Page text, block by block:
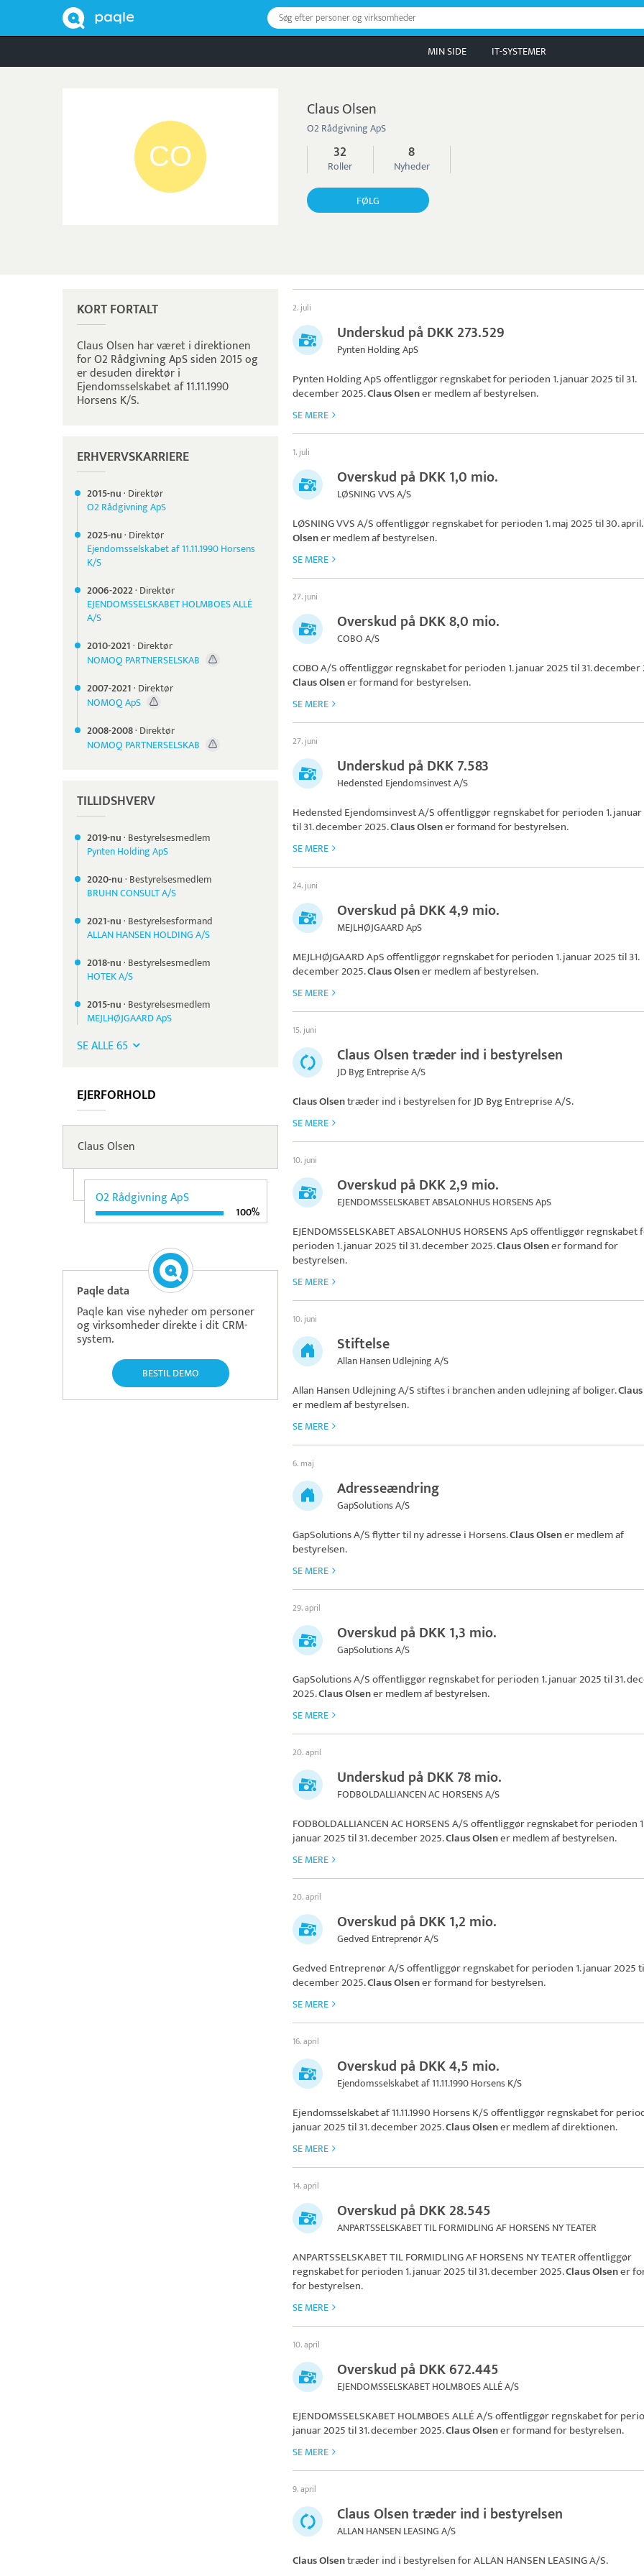
Søg efter personer og virksomheder
MIN SIDE IT-SYSTEMER
Claus Olsen
O2 Rådgivning ApS
32
Roller
8
Nyheder
FØLG
KORT FORTALT
Claus Olsen har været i direktionen
for O2 Rådgivning ApS siden 2015 og
er desuden direktør i
Ejendomsselskabet af 11.11.1990
Horsens K/S.
ERHVERVSKARRIERE
2015-nu· Direktør
O2 Rådgivning ApS
2025-nu· Direktør
Ejendomsselskabet af 11.11.1990 Horsens
K/S
2006-2022· Direktør
EJENDOMSSELSKABET HOLMBOES ALLÉ
A/S
2010-2021· Direktør
NOMOQ PARTNERSELSKAB
2007-2021· Direktør
NOMOQ ApS
2008-2008· Direktør
NOMOQ PARTNERSELSKAB
TILLIDSHVERV
2019-nu· Bestyrelsesmedlem
Pynten Holding ApS
2020-nu· Bestyrelsesmedlem
BRUHN CONSULT A/S
2021-nu· Bestyrelsesformand
ALLAN HANSEN HOLDING A/S
2018-nu· Bestyrelsesmedlem
HOTEK A/S
2015-nu· Bestyrelsesmedlem
MEJLHØJGAARD ApS
SE ALLE 65
EJERFORHOLD
Claus Olsen
O2 Rådgivning ApS
100%
Paqle data
Paqle kan vise nyheder om personer
og virksomheder direkte i dit CRM-
system.
BESTIL DEMO
2. juli
Underskud på DKK 273.529
Pynten Holding ApS
Pynten Holding ApSoffentliggør regnskabet for perioden 1. januar 2025 til 31.
december 2025.Claus Olsener medlem af bestyrelsen.
SE MERE
1. juli
Overskud på DKK 1,0 mio.
LØSNING VVS A/S
LØSNING VVS A/Soffentliggør regnskabet for perioden 1. maj 2025 til 30. april.
Olsener medlem af bestyrelsen.
SE MERE
27. juni
Overskud på DKK 8,0 mio.
COBO A/S
COBO A/Soffentliggør regnskabet for perioden 1. januar 2025 til 31. december
Claus Olsener formand for bestyrelsen.
SE MERE
27. juni
Underskud på DKK 7.583
Hedensted Ejendomsinvest A/S
Hedensted Ejendomsinvest A/Soffentliggør regnskabet for perioden 1. januar
til 31. december 2025.Claus Olsener formand for bestyrelsen.
SE MERE
24. juni
Overskud på DKK 4,9 mio.
MEJLHØJGAARD ApS
MEJLHØJGAARD ApSoffentliggør regnskabet for perioden 1. januar 2025 til 31.
december 2025.Claus Olsener medlem af bestyrelsen.
SE MERE
15. juni
Claus Olsen træder ind i bestyrelsen
JD Byg Entreprise A/S
Claus Olsentræder ind i bestyrelsen forJD Byg Entreprise A/S.
SE MERE
10. juni
Overskud på DKK 2,9 mio.
EJENDOMSSELSKABET ABSALONHUS HORSENS ApS
EJENDOMSSELSKABET ABSALONHUS HORSENS ApSoffentliggør regnskabet
perioden 1. januar 2025 til 31. december 2025.Claus Olsener formand for
bestyrelsen.
SE MERE
10. juni
Stiftelse
Allan Hansen Udlejning A/S
Allan Hansen Udlejning A/Sstiftes i branchen anden udlejning af boliger.
er medlem af bestyrelsen.
SE MERE
6. maj
Adresseændring
GapSolutions A/S
GapSolutions A/Sflytter til ny adresse i Horsens.Claus Olsener medlem af
bestyrelsen.
SE MERE
29. april
Overskud på DKK 1,3 mio.
GapSolutions A/S
GapSolutions A/Soffentliggør regnskabet for perioden 1. januar 2025 til 31.
2025.Claus Olsener medlem af bestyrelsen.
SE MERE
20. april
Underskud på DKK 78 mio.
FODBOLDALLIANCEN AC HORSENS A/S
FODBOLDALLIANCEN AC HORSENS A/Soffentliggør regnskabet for perioden 1.
januar 2025 til 31. december 2025.Claus Olsener medlem af bestyrelsen.
SE MERE
20. april
Overskud på DKK 1,2 mio.
Gedved Entreprenør A/S
Gedved Entreprenør A/Soffentliggør regnskabet for perioden 1. januar 2025
december 2025.Claus Olsener formand for bestyrelsen.
SE MERE
16. april
Overskud på DKK 4,5 mio.
Ejendomsselskabet af 11.11.1990 Horsens K/S
Ejendomsselskabet af 11.11.1990 Horsens K/Soffentliggør regnskabet for
januar 2025 til 31. december 2025.Claus Olsener medlem af direktionen.
SE MERE
14. april
Overskud på DKK 28.545
ANPARTSSELSKABET TIL FORMIDLING AF HORSENS NY TEATER
ANPARTSSELSKABET TIL FORMIDLING AF HORSENS NY TEATERoffentliggør
regnskabet for perioden 1. januar 2025 til 31. december 2025.Claus Olsener
for bestyrelsen.
SE MERE
10. april
Overskud på DKK 672.445
EJENDOMSSELSKABET HOLMBOES ALLÉ A/S
EJENDOMSSELSKABET HOLMBOES ALLÉ A/Soffentliggør regnskabet for
januar 2025 til 31. december 2025.Claus Olsener formand for bestyrelsen.
SE MERE
9. april
Claus Olsen træder ind i bestyrelsen
ALLAN HANSEN LEASING A/S
Claus Olsentræder ind i bestyrelsen forALLAN HANSEN LEASING A/S.